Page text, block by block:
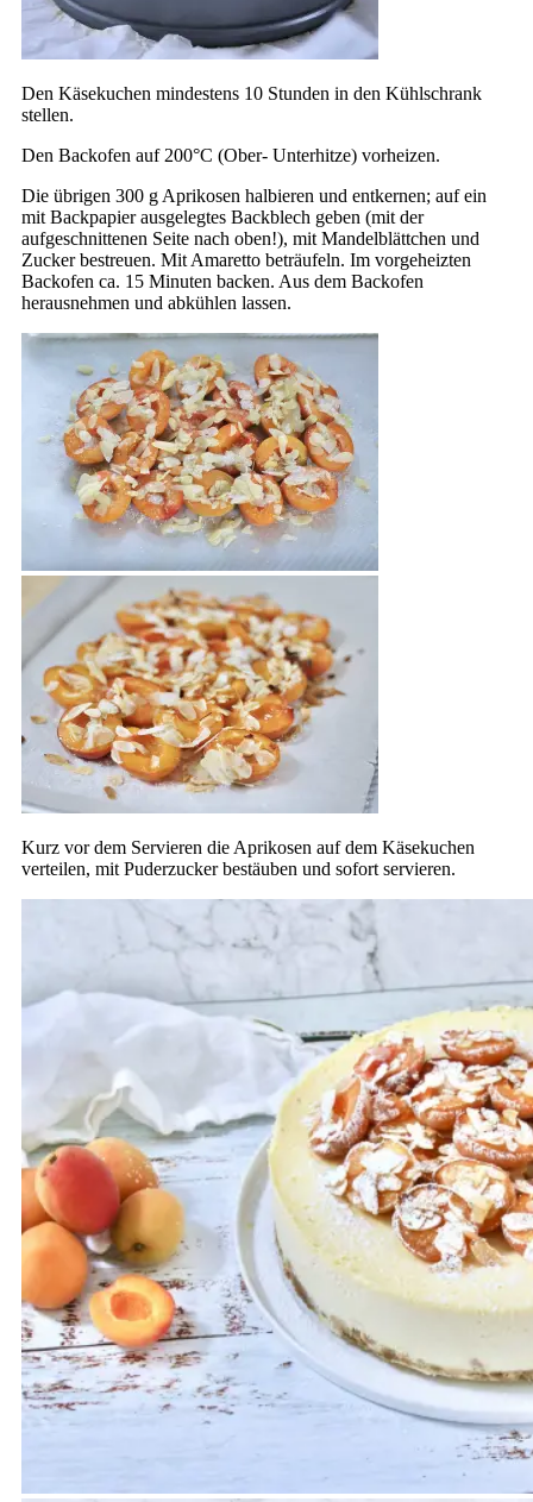
Den Käsekuchen mindestens 10 Stunden in den Kühlschrank
stellen.
Den Backofen auf 200°C (Ober- Unterhitze) vorheizen.
Die übrigen 300 g Aprikosen halbieren und entkernen; auf ein
mit Backpapier ausgelegtes Backblech geben (mit der
aufgeschnittenen Seite nach oben!), mit Mandelblättchen und
Zucker bestreuen. Mit Amaretto beträufeln. Im vorgeheizten
Backofen ca. 15 Minuten backen. Aus dem Backofen
herausnehmen und abkühlen lassen.
Kurz vor dem Servieren die Aprikosen auf dem Käsekuchen
verteilen, mit Puderzucker bestäuben und sofort servieren.